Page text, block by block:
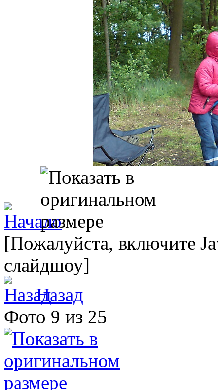
[Пожалуйста, включите
слайдшоу]
Назад
Фото 9 из 25